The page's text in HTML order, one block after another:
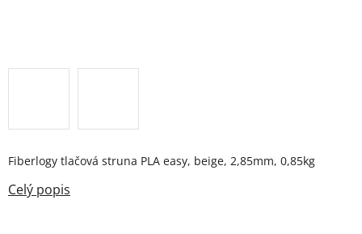
Fiberlogy tlačová struna PLA easy, beige, 2,85mm, 0,85kg